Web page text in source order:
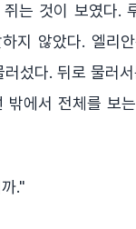
는 것이 보였다.
지 않았다. 엘리
섰다. 뒤로 물러
에서 전체를 보
."